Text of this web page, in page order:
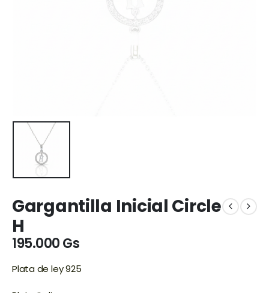
Gargantilla Inicial Circle
H
195.000Gs
Plata de ley 925